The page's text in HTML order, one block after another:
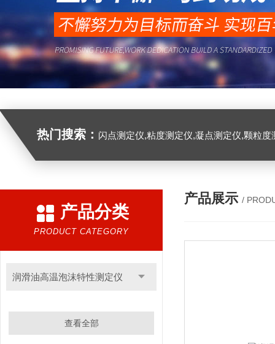
热门搜索： 闪点测定仪,粘度测定仪,凝点测定仪,颗粒
产品分类
PRODUCT CATEGORY
润滑油高温泡沫特性测定仪
查看全部
产品展示 /